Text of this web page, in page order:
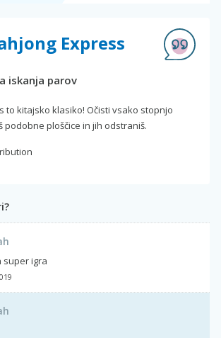
Express
iskanja parov
to kitajsko klasiko! Očisti vsako stopnjo
podobne ploščice in jih odstraniš.
super igra